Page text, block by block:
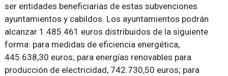
ser entidades beneficiarias de estas subvenciones
ayuntamientos y cabildos. Los ayuntamientos podrán
alcanzar 1.485.461 euros distribuidos de la siguiente
forma: para medidas de eficiencia energética,
445.638,30 euros; para energías renovables para
producción de electricidad, 742.730,50 euros; para